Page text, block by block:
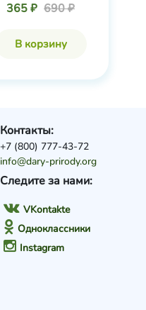
365 ₽ 690 ₽
В корзину
Следите за нами:
VKontakte
Одноклассники
Instagram
Контакты:
+7 (800) 777-43-72
info@dary-prirody.org